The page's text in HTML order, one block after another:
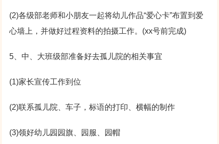
(2)各级部老师和小朋友一起将幼儿作品“爱心卡”布置到爱
心墙上，并做好过程资料的拍摄工作。(xx号前完成)
5、中、大班级部准备好去孤儿院的相关事宜
(1)家长宣传工作到位
(2)联系孤儿院、车子，标语的打印、横幅的制作
(3)领好幼儿园园旗、园服、园帽